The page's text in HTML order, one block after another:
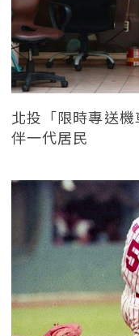
北投「限時專送
伴一代居民